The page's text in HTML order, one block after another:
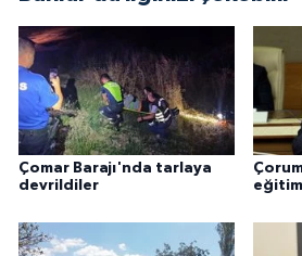
Çomar Barajı'nda tarlaya
devrildiler
eğitim